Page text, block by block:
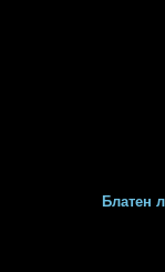
Блатен